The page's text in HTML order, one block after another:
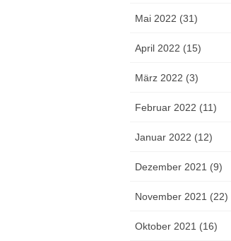
Mai 2022 (31)
April 2022 (15)
März 2022 (3)
Februar 2022 (11)
Januar 2022 (12)
Dezember 2021 (9)
November 2021 (22)
Oktober 2021 (16)